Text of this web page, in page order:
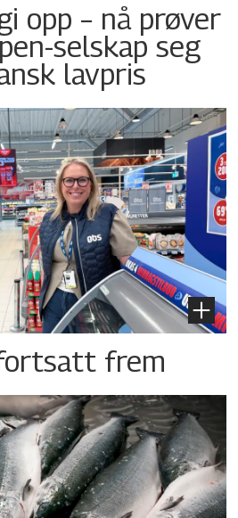
opp – nå prøver
selskap seg
lavpris
frem